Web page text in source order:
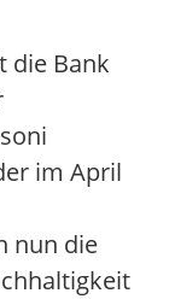
die Bank
im April
nun die